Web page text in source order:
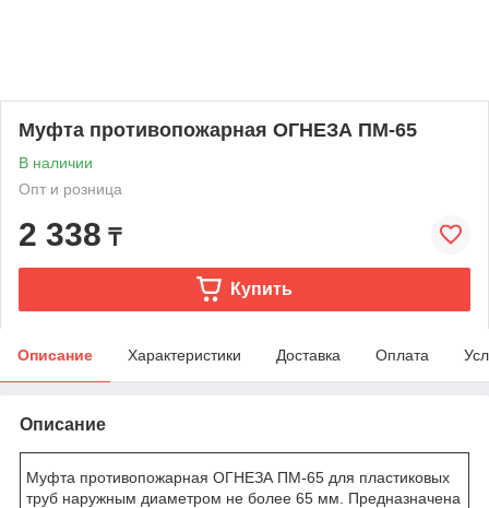
Муфта противопожарная ОГНЕЗА ПМ-65
В наличии
Опт и розница
2 338 ₸
Купить
Описание Характеристики Доставка Оплата
Описание
Муфта противопожарная ОГНЕЗА ПМ-65 для пластиковых
труб наружным диаметром не более 65 мм. Предназначена